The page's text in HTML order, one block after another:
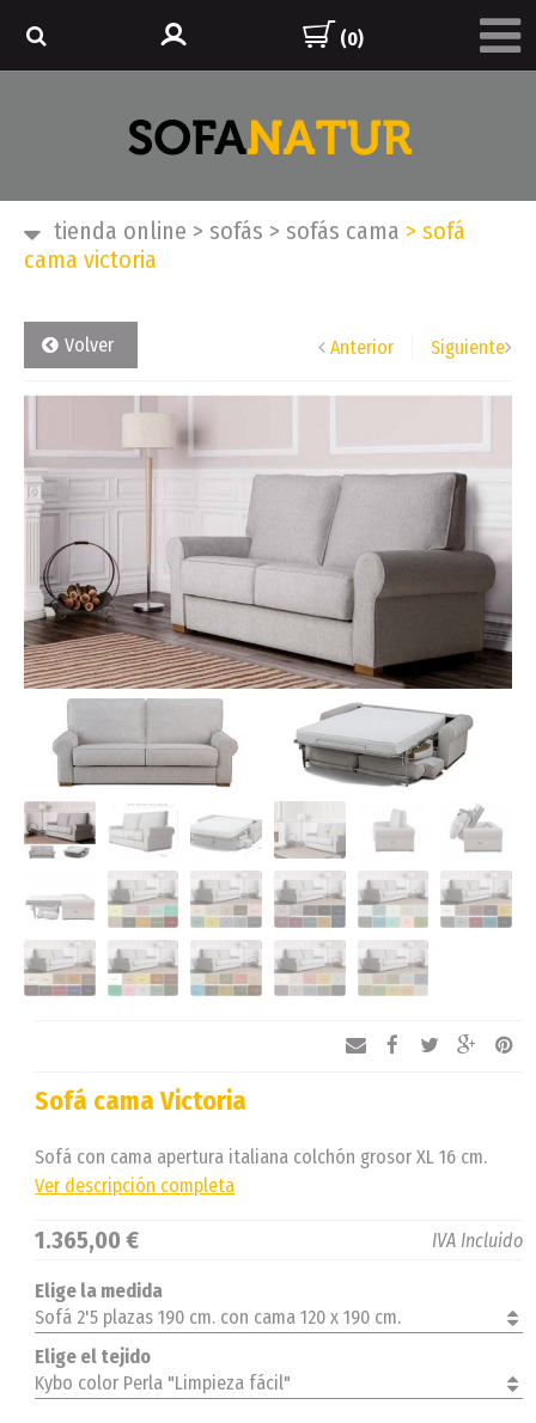
(0)
tienda online > sofás > sofás cama > sofá
cama victoria
Volver Anterior Siguiente
Sofá cama Victoria
Sofá con cama apertura italiana colchón grosor XL 16 cm.
Ver descripción completa
1.365,00 € IVA Incluido
Elige la medida
Sofá 2'5 plazas 190 cm. con cama 120 x 190 cm.
Elige el tejido
Kybo color Perla "Limpieza fácil"